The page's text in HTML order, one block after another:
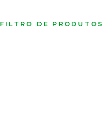
FILTRO DE PRODUTOS